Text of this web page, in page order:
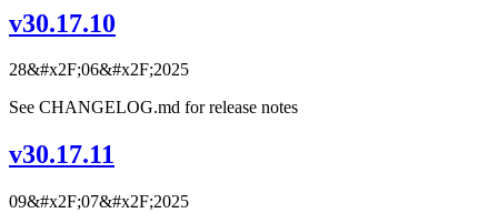
v30.17.10
28&#x2F;06&#x2F;2025
See CHANGELOG.md for release notes
v30.17.11
09&#x2F;07&#x2F;2025